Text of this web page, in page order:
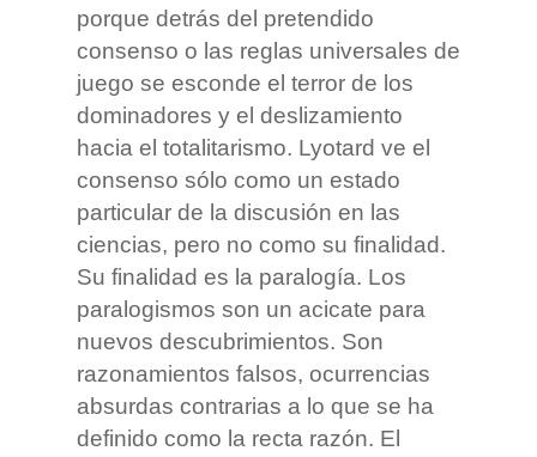
porque detrás del pretendido
consenso o las reglas universales de
juego se esconde el terror de los
dominadores y el deslizamiento
hacia el totalitarismo. Lyotard ve el
consenso sólo como un estado
particular de la discusión en las
ciencias, pero no como su finalidad.
Su finalidad es la paralogía. Los
paralogismos son un acicate para
nuevos descubrimientos. Son
razonamientos falsos, ocurrencias
absurdas contrarias a lo que se ha
definido como la recta razón. El